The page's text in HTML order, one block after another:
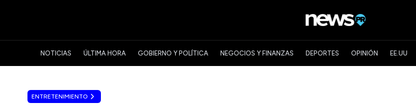
NOTICIAS ÚLTIMA HORA GOBIERNO Y POLÍTICA NEGOCIOS Y FINANZAS DEPORTES OPINIÓN EE.UU
ENTRETENIMIENTO